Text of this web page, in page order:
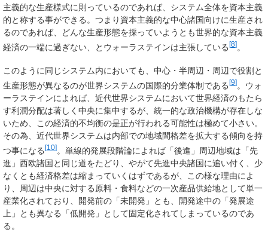
主義的な生産様式に則っているのであれば、システム全体を資本主義
的と称する事ができる。つまり資本主義的な中心諸国向けに生産され
るのであれば、どんな生産形態を採っていようとも世界的な資本主義
経済の一端に過ぎない、とウォーラステインは主張している[8]。
このように同じシステム内においても、中心・半周辺・周辺で役割と
生産形態が異なるのが世界システムの国際的分業体制である [9] 。ウォ
ーラステインによれば、近代世界システムにおいて世界経済のもたら
す利潤分配は著しく中央に集中するが、統一的な政治機構が存在しな
いため、この経済的不均衡の是正が行われる可能性は極めて小さい。
その為、近代世界システムは内部での地域間格差を拡大する傾向を持
つ事になる[10]。単線的発展段階論によれば「後進」周辺地域は「先
進」西欧諸国と同じ道をたどり、やがて先進中央諸国に追い付く、少
なくとも経済格差は縮まっていくはずであるが、この様な理由によ
り、周辺は中央に対する原料・食料などの一次産品供給地として単一
産業化されており、開発前の「未開発」とも、開発途中の「発展途
上」とも異なる「低開発」として固定化されてしまっているのであ
る。